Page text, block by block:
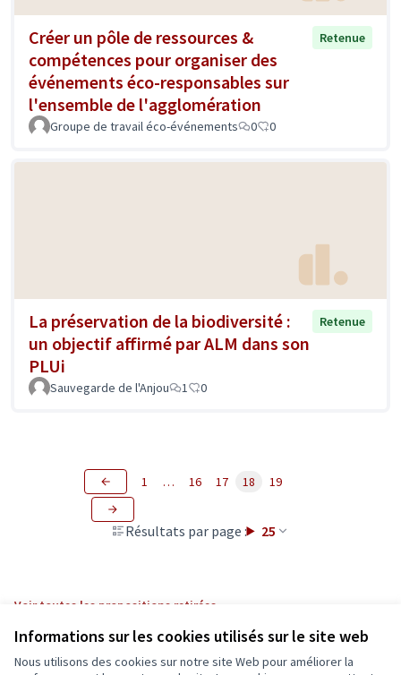
Informations sur les cookies utilisés sur le site web
Nous utilisons des cookies sur notre site Web pour améliorer la
Créer un pôle de ressources &
compétences pour organiser des
événements éco-responsables sur
l'ensemble de l'agglomération
Retenue
Groupe de travail éco-événements 0 0
La préservation de la biodiversité :
un objectif affirmé par ALM dans son
PLUi
Retenue
Sauvegarde de l'Anjou 1 0
Résultats par page : 25
1 … 16 17 18 19
Voir toutes les propositions retirées
Conditions d'utilisation